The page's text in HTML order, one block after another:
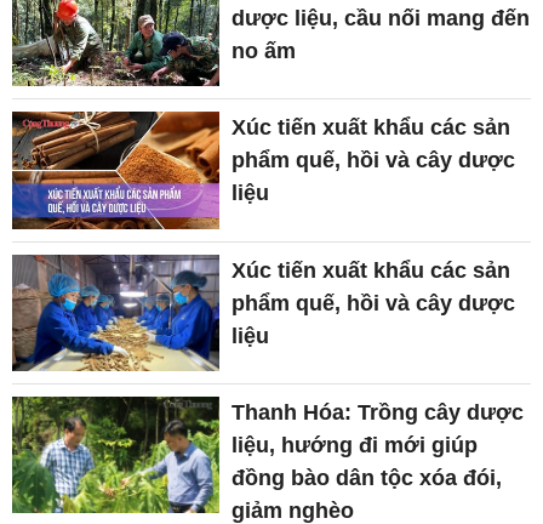
dược liệu, cầu nối mang đến
no ấm
Xúc tiến xuất khẩu các sản
phẩm quế, hồi và cây dược
liệu
Xúc tiến xuất khẩu các sản
phẩm quế, hồi và cây dược
liệu
Thanh Hóa: Trồng cây dược
liệu, hướng đi mới giúp
đồng bào dân tộc xóa đói,
giảm nghèo